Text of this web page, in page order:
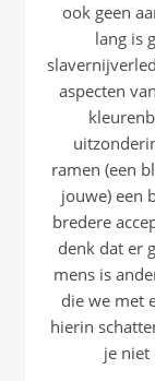
ook geen
lang is
aspecten
ramen (een
jouwe) een
bredere
denk dat er
mens is
die we met
hierin
je